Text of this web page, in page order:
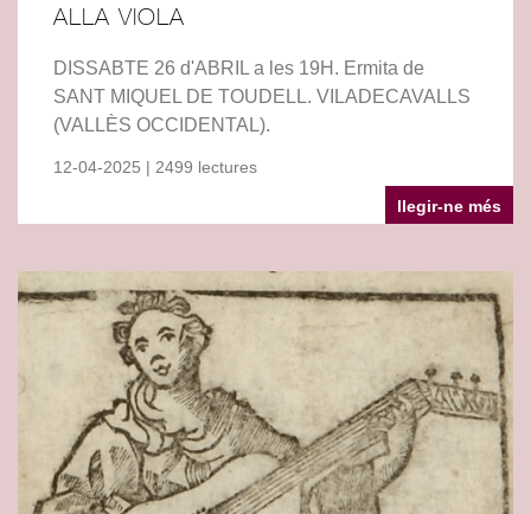
ALLA VIOLA
DISSABTE 26 d'ABRIL a les 19H. Ermita de
SANT MIQUEL DE TOUDELL. VILADECAVALLS
(VALLÈS OCCIDENTAL).
12-04-2025 | 2499 lectures
llegir-ne més